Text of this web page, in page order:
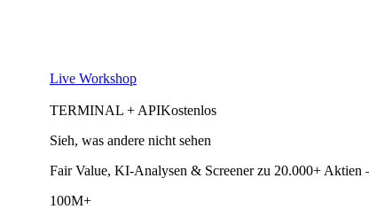
Live Workshop
TERMINAL + APIKostenlos
Sieh, was andere nicht sehen
Fair Value, KI-Analysen & Screener zu 20.000+
100M+